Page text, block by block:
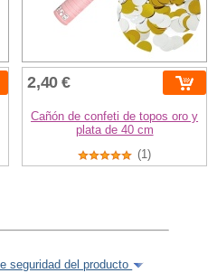
2,40 €
Cañón de confeti de topos oro y
plata de 40 cm
(1)
seguridad del producto